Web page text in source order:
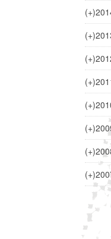
(+)
(+)
(+)
(+)
(+)
(+)
(+)
(+)